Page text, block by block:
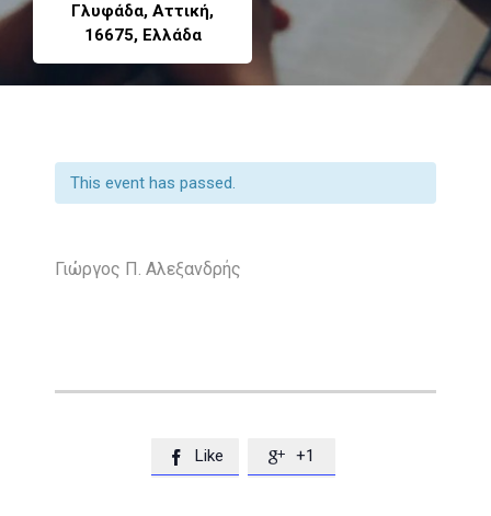
Γλυφάδα, Αττική,
16675, Ελλάδα
This event has passed.
Γιώργος Π. Αλεξανδρής
 Like  +1